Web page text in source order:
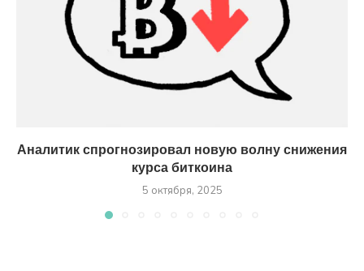
Аналитик спрогнозировал новую волну снижения
курса биткоина
5 октября, 2025